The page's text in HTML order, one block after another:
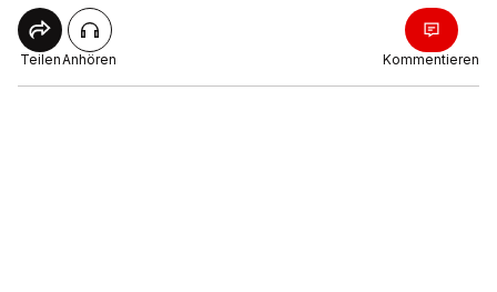
TeilenAnhören Kommentieren